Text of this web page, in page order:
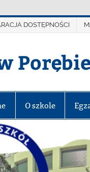
DOSTĘPNOŚCI
O szkole